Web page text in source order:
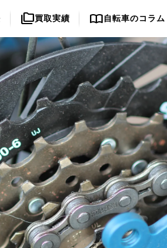
folder_copy買取実績 import_contacts自転車のコラム